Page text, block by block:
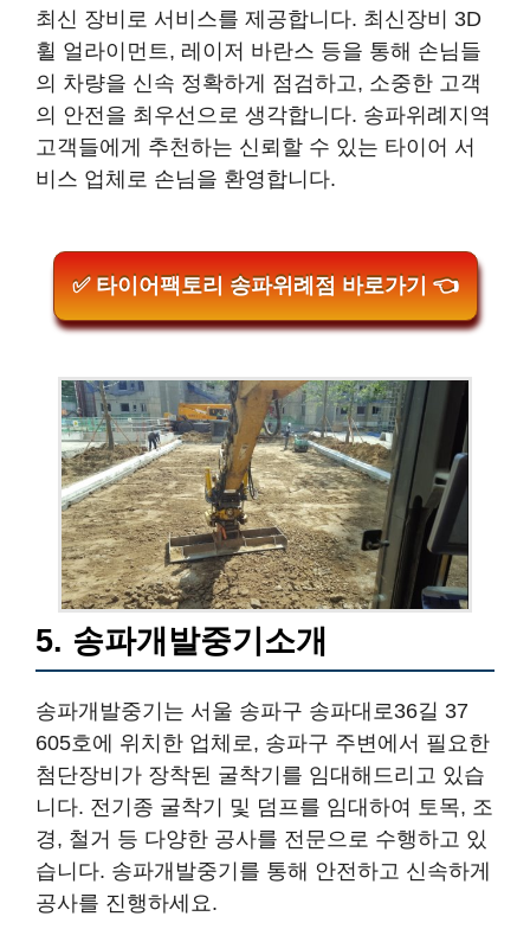
최신 장비로 서비스를 제공합니다. 최신장비 3D
휠 얼라이먼트, 레이저 바란스 등을 통해 손님들
의 차량을 신속 정확하게 점검하고, 소중한 고객
의 안전을 최우선으로 생각합니다. 송파위례지역
고객들에게 추천하는 신뢰할 수 있는 타이어 서
비스 업체로 손님을 환영합니다.
✅ 타이어팩토리 송파위례점 바로가기 👈
5. 송파개발중기소개
송파개발중기는 서울 송파구 송파대로36길 37
605호에 위치한 업체로, 송파구 주변에서 필요한
첨단장비가 장착된 굴착기를 임대해드리고 있습
니다. 전기종 굴착기 및 덤프를 임대하여 토목, 조
경, 철거 등 다양한 공사를 전문으로 수행하고 있
습니다. 송파개발중기를 통해 안전하고 신속하게
공사를 진행하세요.